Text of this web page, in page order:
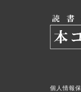
個人情報